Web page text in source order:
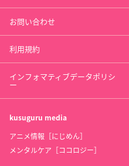
お問い合わせ
利用規約
インフォマティブデータポリシ
ー
kusuguru media
アニメ情報［にじめん］
メンタルケア［ココロジー］